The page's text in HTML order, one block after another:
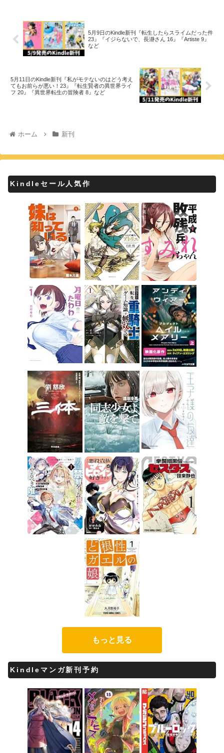
5月9日のKindle新刊『転生したらスライムだった件
23』『イジらないで、長瀞さん 16』『Artiste 9』
など
5月11日のKindle新刊『私がモテないのはどう考え
てもお前らが悪い！23』『転生賢者の異世界ライ
フ 20』『異世界転生の冒険者 8』など
ホーム 新刊
Kindleセール人気作
もっと見る
Kindleマンガ新刊予約